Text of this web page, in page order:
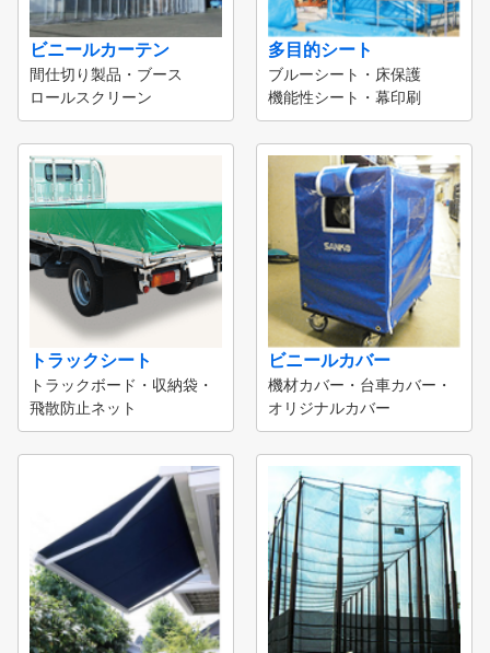
ビニールカーテン
間仕切り製品・ブース
ロールスクリーン
多目的シート
ブルーシート・床保護
機能性シート・幕印刷
トラックシート
トラックボード・収納袋・
飛散防止ネット
ビニールカバー
機材カバー・台車カバー・
オリジナルカバー